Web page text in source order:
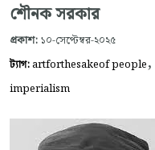
শৌনক সরকার
প্রকাশ: ১০-সেপ্টেম্বর-২০২৫
ট্যাগ:artforthesakeof people,
imperialism